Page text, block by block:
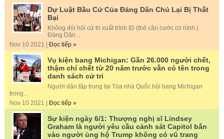
Dự Luật Bầu Cử Của Đảng Dân Chủ Lại Bị Thất
Bại
Không đòi hỏi cử tri xuất trình ID (thẻ căn cước có hình.)
Đảng Dân...
Nov 10 2021 | Đọc tiếp »
Vụ kiện bang Michigan: Gần 26.000 người chết,
thậm chí chết từ 20 năm trước vẫn có tên trong
danh sách cử tri
Người dân tập trung tại Tòa nhà Quốc hội bang Michigan
trong...
Nov 10 2021 | Đọc tiếp »
Sự kiện ngày 6/1: Thượng nghị sĩ Lindsey
Graham là người yêu cầu cảnh sát Capitol bắn
vào người ủng hộ Trump không có vũ trang